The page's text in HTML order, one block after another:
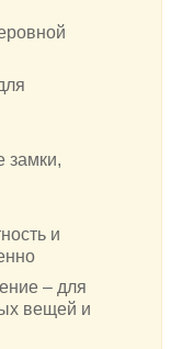
замки,
и
– для
вещей и